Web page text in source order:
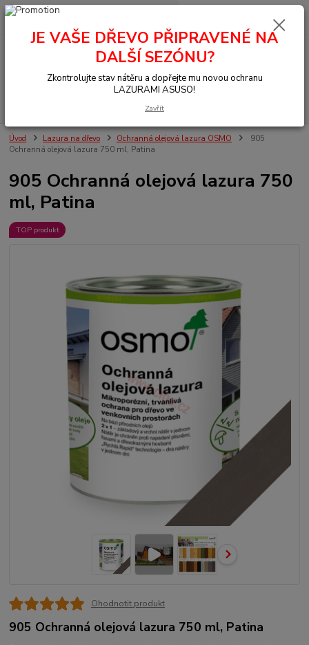
+420 377 441 961 0,00 Kč
Úvod Lazura na dřevo Ochranná olejová lazura OSMO
905
Ochranná olejová lazura 750 ml, Patina
905 Ochranná olejová lazura 750
ml, Patina
TOP produkt
Ohodnotit produkt
905 Ochranná olejová lazura 750 ml, Patina
JE VAŠE DŘEVO PŘIPRAVENÉ NA
DALŠÍ SEZÓNU?
Zkontrolujte stav nátěru a dopřejte mu novou ochranu
LAZURAMI ASUSO!
Zavřít